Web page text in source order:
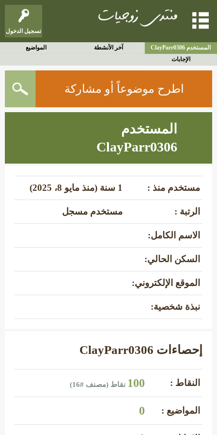
تسجيل الدخول
المستخدم ClayParr0306 آخر الأنشطة
المواضيع
الإجابات
اطرح موضوعاً أو مشاركة
المستخدم
ClayParr0306
مستخدم منذ : 1 سنة (منذ مايو 8، 2025)
الرتبة : مستخدم مسجل
الاسم الكامل:
السكن الحالي:
الموقع الإلكتروني:
نبذة شخصية:
إحصاءات ClayParr0306
النقاط : 100 نقاط (مصنف #16
)
المواضيع : 0